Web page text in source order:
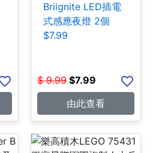
Briignite LED插電
式感應夜燈 2個
$7.99
$ 9.99 $7.99
由此查看